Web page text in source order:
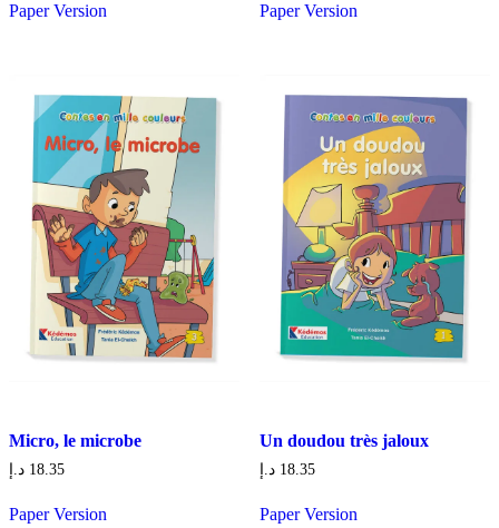
Paper Version Paper Version
Micro, le microbe
18.35 د.إ
Paper Version
Un doudou très jaloux
18.35 د.إ
Paper Version